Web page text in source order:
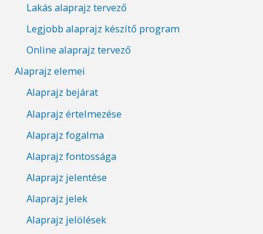
Lakás alaprajz tervező
Legjobb alaprajz készítő program
Online alaprajz tervező
Alaprajz elemei
Alaprajz bejárat
Alaprajz értelmezése
Alaprajz fogalma
Alaprajz fontossága
Alaprajz jelentése
Alaprajz jelek
Alaprajz jelölések